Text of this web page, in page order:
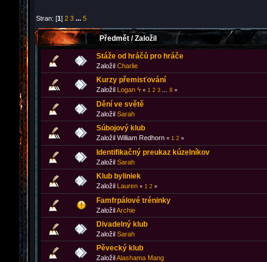
Stran: [1]2 3 ...5
Předmět /Založil
Stáže od hráčů pro hráče
Založil Charlie
Kurzy přemisťování
Založil Logan ϟ « 1 2 3 8 »
Dění ve světě
Založil Sarah
Súbojový klub
Založil William Redhorn « 1 2 »
Identifikačný preukaz kúzelníkov
Založil Sarah
Klub byliniek
Založil Lauren « 1 2 »
Famfrpálové tréninky
ZaložilArchie
Divadelný klub
Založil Sarah
Pěvecký klub
ZaložilAlashama Mang